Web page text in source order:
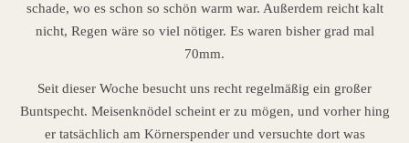
schade, wo es schon so schön warm war. Außerdem reicht kalt
nicht, Regen wäre so viel nötiger. Es waren bisher grad mal
70mm.
Seit dieser Woche besucht uns recht regelmäßig ein großer
Buntspecht. Meisenknödel scheint er zu mögen, und vorher hing
er tatsächlich am Körnerspender und versuchte dort was